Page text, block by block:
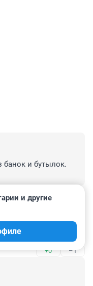
и бутылок.
+0 –1
и другие